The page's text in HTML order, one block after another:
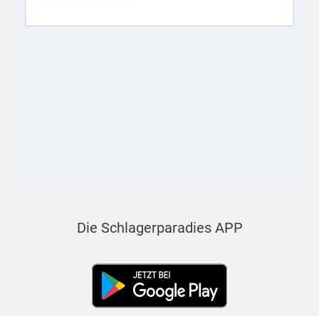
Die Schlagerparadies APP